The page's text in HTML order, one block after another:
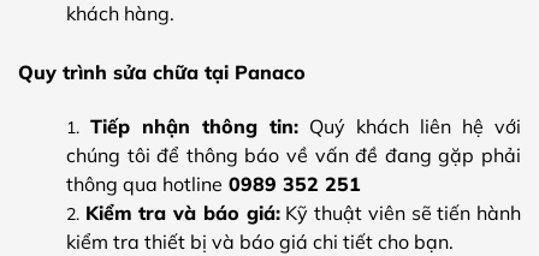
khách hàng.
Quy trình sửa chữa tại Panaco
Tiếp nhận thông tin: Quý khách liên hệ với
chúng tôi để thông báo về vấn đề đang gặp phải
thông qua hotline 0989 352 251
Kiểm tra và báo giá:Kỹ thuật viên sẽ tiến hành
kiểm tra thiết bị và báo giá chi tiết cho bạn.